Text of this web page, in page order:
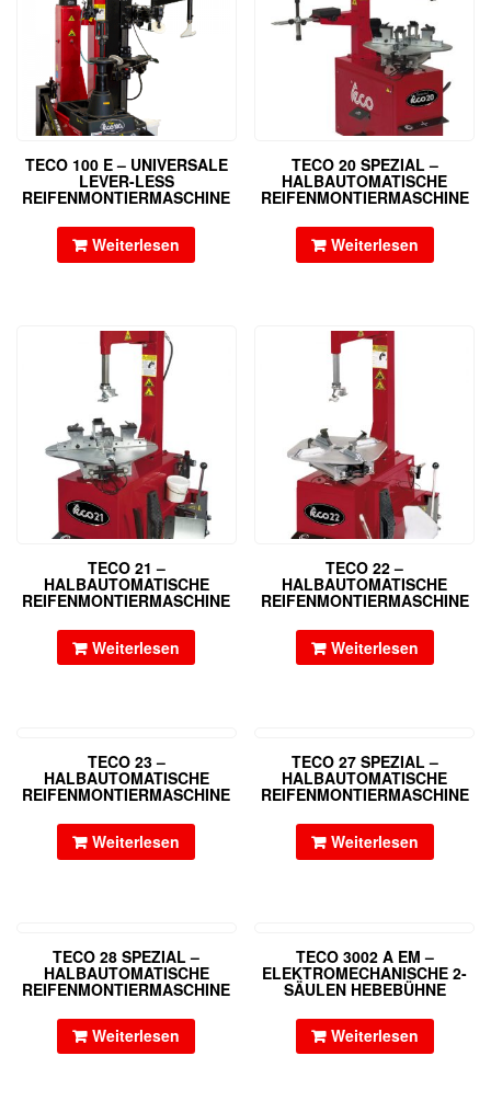
TECO 100 E – UNIVERSALE
LEVER-LESS
REIFENMONTIERMASCHINE
Weiterlesen
TECO 20 SPEZIAL –
HALBAUTOMATISCHE
REIFENMONTIERMASCHINE
Weiterlesen
TECO 21 –
HALBAUTOMATISCHE
REIFENMONTIERMASCHINE
Weiterlesen
TECO 22 –
HALBAUTOMATISCHE
REIFENMONTIERMASCHINE
Weiterlesen
TECO 23 –
HALBAUTOMATISCHE
REIFENMONTIERMASCHINE
Weiterlesen
TECO 27 SPEZIAL –
HALBAUTOMATISCHE
REIFENMONTIERMASCHINE
Weiterlesen
TECO 28 SPEZIAL –
HALBAUTOMATISCHE
REIFENMONTIERMASCHINE
Weiterlesen
TECO 3002 A EM –
ELEKTROMECHANISCHE 2-
SÄULEN HEBEBÜHNE
Weiterlesen